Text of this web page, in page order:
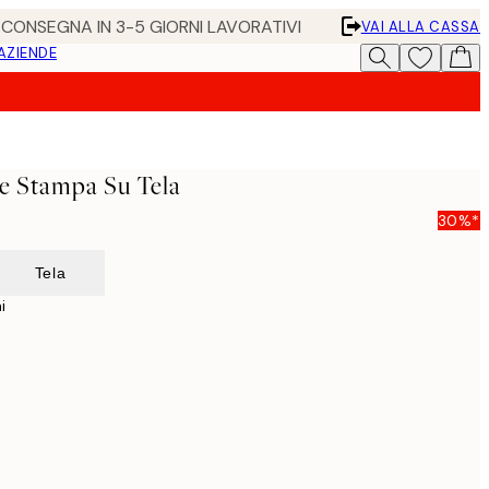
IN 3-5 GIORNI LAVORATIVI
VAI ALLA CASSA
Stampa Su Tela
30%*
Tela